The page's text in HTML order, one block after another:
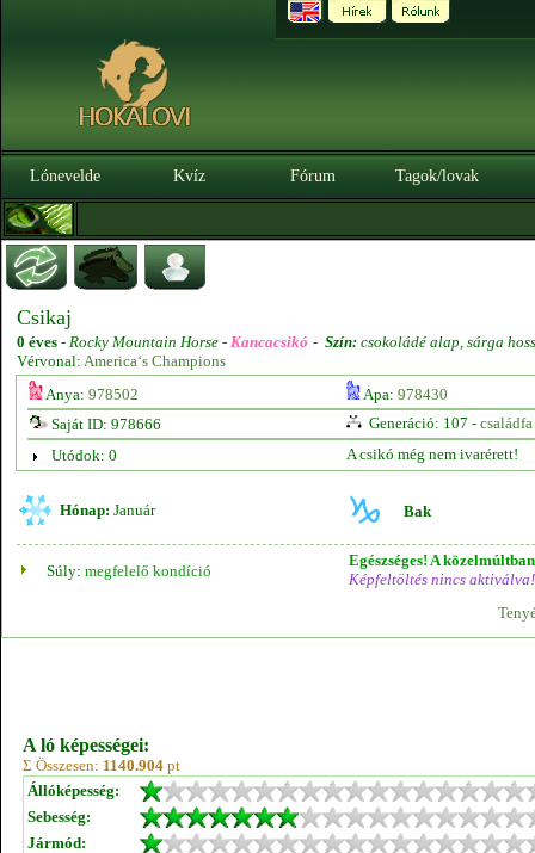
Lónevelde Kvíz Fórum Tagok/lovak
Csikaj
0 éves - Rocky Mountain Horse - Kancacsikó - Szín: csokoládé alap, sárga
Vérvonal: America‘s Champions
Anya: 978502 Apa: 978430
Saját ID: 978666
Generáció: 107 - családfa
Utódok: 0
A csikó még nem ivarérett!
Hónap: Január Bak
Súly: megfelelő kondíció
Egészséges! A
Képfeltöltés nincs aktiválva!
A ló képességei:
Σ Összesen: 1140.904 pt
Állóképesség:
Sebesség:
Jármód: